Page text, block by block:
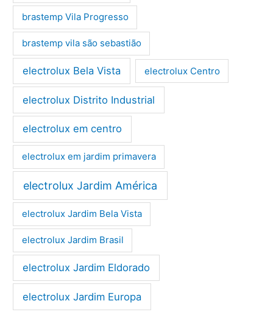
brastemp Vila Progresso
brastemp vila são sebastião
electrolux Bela Vista electrolux Centro
electrolux Distrito Industrial
electrolux em centro
electrolux em jardim primavera
electrolux Jardim América
electrolux Jardim Bela Vista
electrolux Jardim Brasil
electrolux Jardim Eldorado
electrolux Jardim Europa